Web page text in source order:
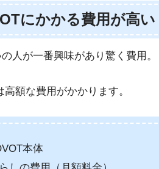
にかかる費用が高い
人が一番興味があり驚く費用。
高額な費用がかかります。
本体